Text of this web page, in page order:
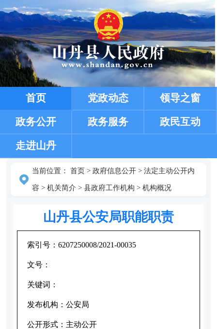
首页 党政动态 领导之窗
政务公开 政务服务 政民互动
走进山丹
当前位置： 首页> 政府信息公开> 法定主动公开内
容 > 机关简介 > 县政府工作机构 > 机构概况
山丹县公安局职能职责
索引号： 6207250008/2021-00035
文号：
关键词：
发布机构： 公安局
公开形式： 主动公开